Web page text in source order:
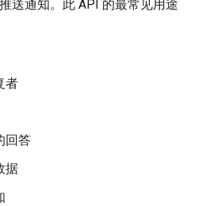
送通知。此 API 的最常见用途
者
回答
据